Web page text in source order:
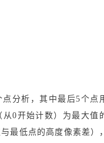
分析，其中最后5个点
0开始计数）为最大值
最低点的高度像素差）